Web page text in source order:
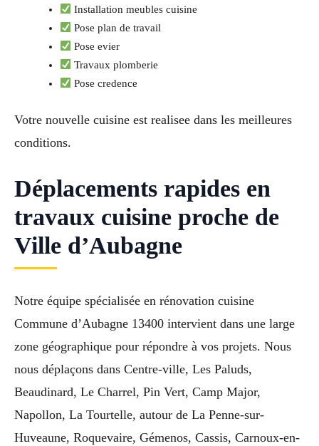
Installation meubles cuisine
Pose plan de travail
Pose evier
Travaux plomberie
Pose credence
Votre nouvelle cuisine est realisee dans les meilleures
conditions.
Déplacements rapides en
travaux cuisine proche de
Ville d’Aubagne
Notre équipe spécialisée en rénovation cuisine
Commune d’Aubagne 13400 intervient dans une large
zone géographique pour répondre à vos projets. Nous
nous déplaçons dans Centre-ville, Les Paluds,
Beaudinard, Le Charrel, Pin Vert, Camp Major,
Napollon, La Tourtelle, autour de La Penne-sur-
Huveaune, Roquevaire, Gémenos, Cassis, Carnoux-en-